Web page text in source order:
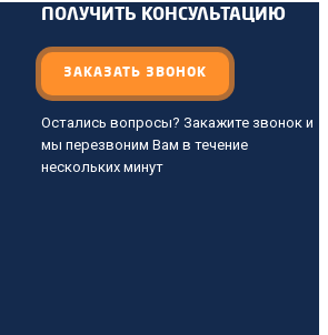
ПОЛУЧИТЬ КОНСУЛЬТАЦИЮ
ЗАКАЗАТЬ ЗВОНОК
Остались вопросы? Закажите звонок и
мы перезвоним Вам в течение
нескольких минут